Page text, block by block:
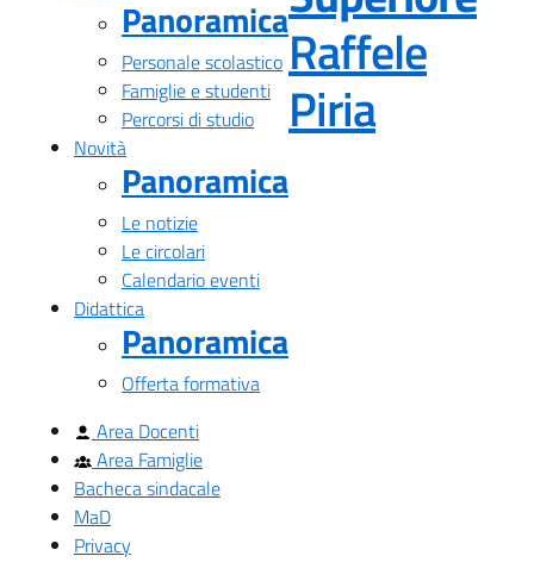
Panoramica
Personale scolastico
Famiglie e studenti
Percorsi di studio
Novità
Panoramica
Le notizie
Le circolari
Calendario eventi
Didattica
Panoramica
Offerta formativa
Area Docenti
Area Famiglie
Bacheca sindacale
MaD
Privacy
Raffele
Piria—